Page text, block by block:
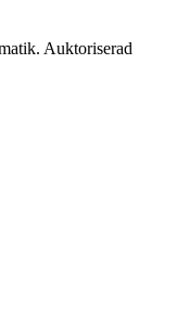
Auktoriserad